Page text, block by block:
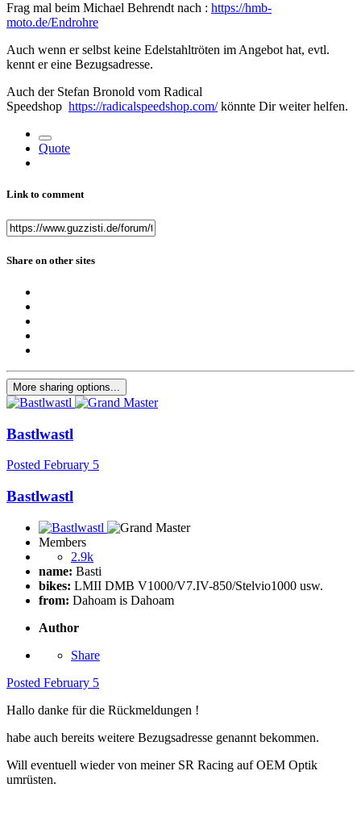
Frag mal beim Michael Behrendt nach : https://hmb-
moto.de/Endrohre
Auch wenn er selbst keine Edelstahltröten im Angebot hat, evtl.
kennt er eine Bezugsadresse.
Auch der Stefan Bronold vom Radical
Speedshop https://radicalspeedshop.com/könnte Dir weiter helfen.
Quote
Link to comment
Share on other sites
More sharing options...
Bastlwastl
Posted February 5
Bastlwastl
Members
2.9k
name: Basti
bikes: LMII DMB V1000/V7.IV-850/Stelvio1000 usw.
from: Dahoam is Dahoam
Author
Share
Posted February 5
Hallo danke für die Rückmeldungen !
habe auch bereits weitere Bezugsadresse genannt bekommen.
Will eventuell wieder von meiner SR Racing auf OEM Optik
umrüsten.